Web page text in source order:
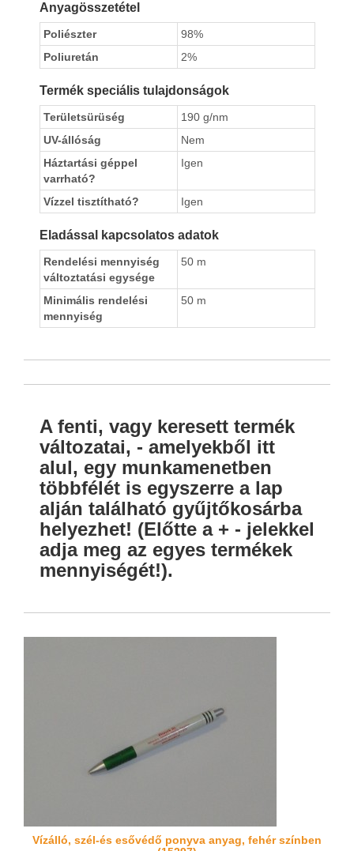
Anyagösszetétel
Poliészter
98%
Poliuretán
2%
Termék speciális tulajdonságok
Területsürüség
190 g/nm
UV-állóság
Nem
Háztartási géppel
varrható?
Igen
Vízzel tisztítható? Igen
Eladással kapcsolatos adatok
Rendelési mennyiség
változtatási egysége
50 m
Minimális rendelési
mennyiség
50 m
A fenti, vagy keresett termék
változatai, - amelyekből itt
alul, egy munkamenetben
többfélét is egyszerre a lap
alján található gyűjtőkosárba
helyezhet! (Előtte a + - jelekkel
adja meg az egyes termékek
mennyiségét!).
Vízálló, szél-és esővédő ponyva anyag, fehér színben